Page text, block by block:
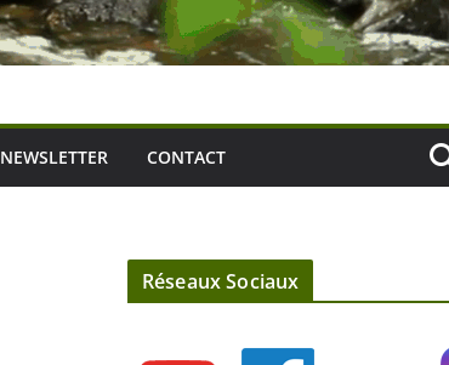
NEWSLETTER CONTACT
Réseaux Sociaux